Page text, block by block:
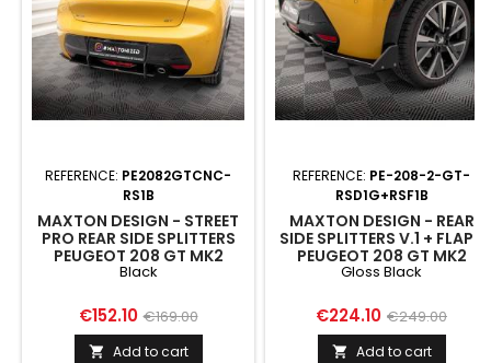
REFERENCE: PE2082GTCNC-
RS1B
MAXTON DESIGN - STREET
PRO REAR SIDE SPLITTERS
PEUGEOT 208 GT MK2
BLACK
Black
Price
€152.10 Regular
price
€169.00
 Add to cart
REFERENCE: PE-208-2-GT-
RSD1G+RSF1B
MAXTON DESIGN - REAR
SIDE SPLITTERS V.1 + FLAPS
PEUGEOT 208 GT MK2
GLOSS BLACK
Gloss Black
Price
€224.10 Regular
price
€249.00
 Add to cart